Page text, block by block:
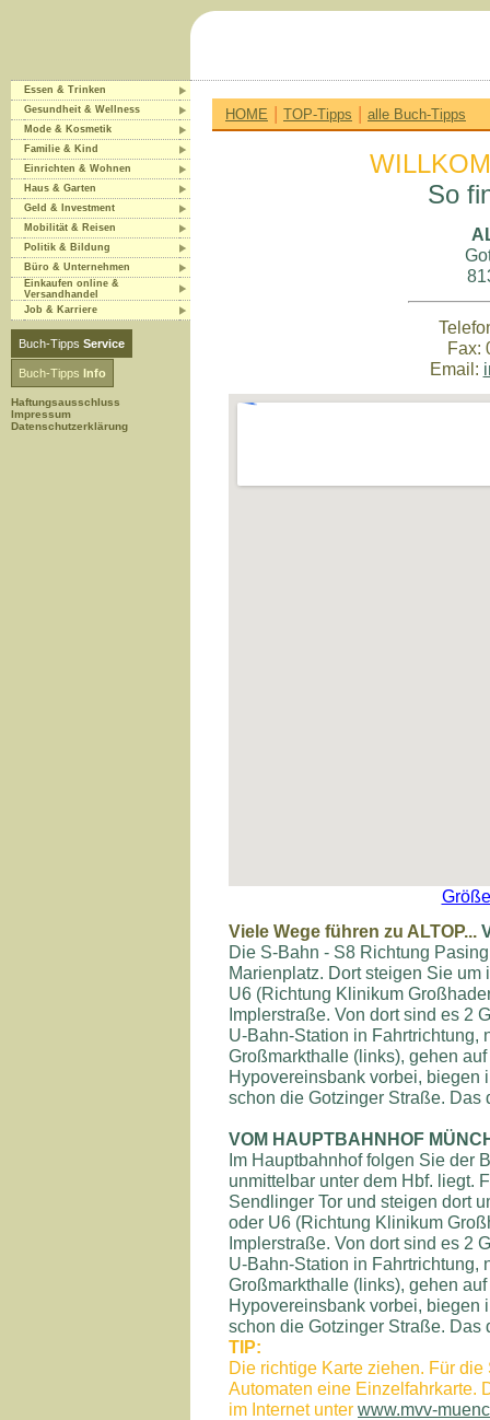
Essen & Trinken
Gesundheit & Wellness
Mode & Kosmetik
Familie & Kind
Einrichten & Wohnen
Haus & Garten
Geld & Investment
Mobilität & Reisen
Politik & Bildung
Büro & Unternehmen
Einkaufen online &
Versandhandel
Job & Karriere
Buch-Tipps Service
Buch-Tipps Info
Haftungsausschluss
Impressum
Datenschutzerklärung
HOME | TOP-Tipps | alle Buch-Tipps
So
Fax:
Email:
Viele Wege führen zu ALTOP...
Die S-Bahn - S8 Richtung
Marienplatz. Dort steigen Sie
U6 (Richtung Klinikum
Implerstraße. Von dort sind es 2
U-Bahn-Station in Fahrtrichtung,
Großmarkthalle (links), gehen
Hypovereinsbank vorbei, biegen
schon die Gotzinger Straße. Das
VOM HAUPTBAHNHOF
Im Hauptbahnhof folgen Sie der
unmittelbar unter dem Hbf. liegt.
Sendlinger Tor und steigen dort
oder U6 (Richtung Klinikum
Implerstraße. Von dort sind es 2
U-Bahn-Station in Fahrtrichtung,
Großmarkthalle (links), gehen
Hypovereinsbank vorbei, biegen
schon die Gotzinger Straße. Das
TIP:
Die richtige Karte ziehen. Für
Automaten eine Einzelfahrkarte.
im Internet unter www.mvv-